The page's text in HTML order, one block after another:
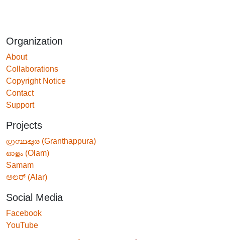
Organization
About
Collaborations
Copyright Notice
Contact
Support
Projects
ഗ്രന്ഥപ്പുര (Granthappura)
ഓളം (Olam)
Samam
ಅಲರ್ (Alar)
Social Media
Facebook
YouTube